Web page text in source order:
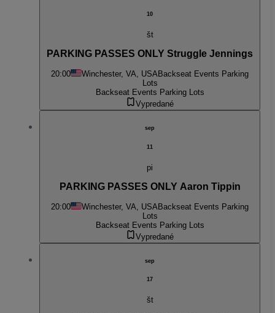
10
št
PARKING PASSES ONLY Struggle Jennings
20:00 Winchester, VA, USABackseat Events Parking
Lots
Backseat Events Parking Lots
Vypredané
sep
11
pi
PARKING PASSES ONLY Aaron Tippin
20:00 Winchester, VA, USABackseat Events Parking
Lots
Backseat Events Parking Lots
Vypredané
sep
17
št